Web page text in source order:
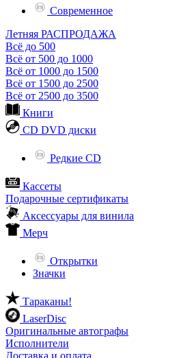
Современное
Летняя РАСПРОДАЖА
Всё до 500
Всё от 500 до 1000
Всё от 1000 до 1500
Всё от 1500 до 2500
Всё от 2500 до 3500
Книги
CD DVD диски
Редкие CD
Кассеты
Подарочные сертификаты
Аксессуары для винила
Мерч
Открытки
Значки
Тараканы!
LaserDisc
Оригинальные автографы
Исполнители
Доставка и оплата